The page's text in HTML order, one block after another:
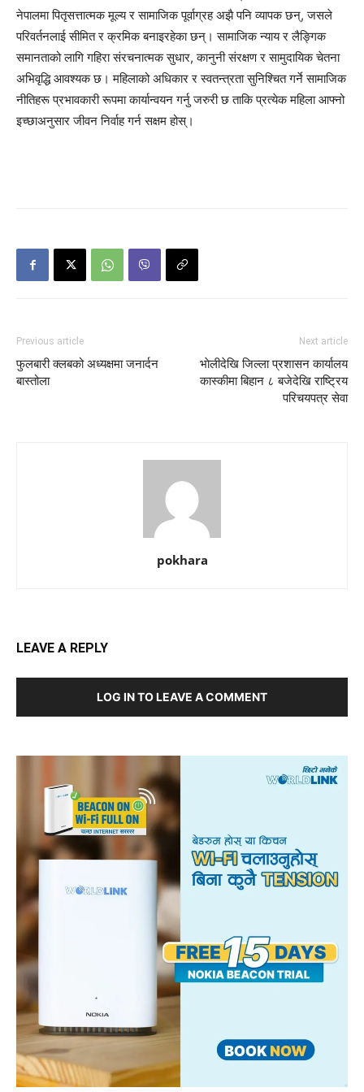
नेपालमा पितृसत्तात्मक मूल्य र सामाजिक पूर्वाग्रह अझै पनि व्यापक छन्, जसले
परिवर्तनलाई सीमित र क्रमिक बनाइरहेका छन्। सामाजिक न्याय र लैङ्गिक
समानताको लागि गहिरा संरचनात्मक सुधार, कानुनी संरक्षण र सामुदायिक चेतना
अभिवृद्धि आवश्यक छ। महिलाको अधिकार र स्वतन्त्रता सुनिश्चित गर्ने सामाजिक
नीतिहरू प्रभावकारी रूपमा कार्यान्वयन गर्नु जरुरी छ ताकि प्रत्येक महिला आफ्नो
इच्छाअनुसार जीवन निर्वाह गर्न सक्षम होस्।
Previous article
फुलबारी क्लबको अध्यक्षमा जनार्दन
बास्तोला
Next article
भाेलीदेखि जिल्ला प्रशासन कार्यालय
कास्कीमा बिहान ८ बजेदेखि राष्ट्रिय
परिचयपत्र सेवा
pokhara
LEAVE A REPLY
LOG IN TO LEAVE A COMMENT